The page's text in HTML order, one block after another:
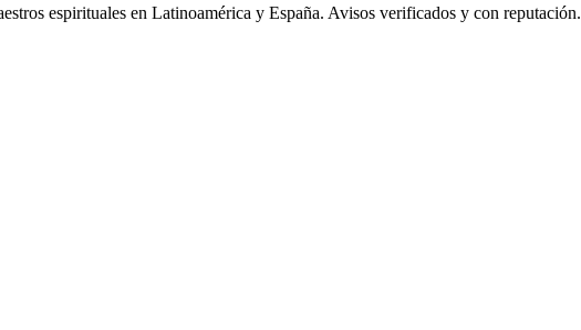
espirituales en Latinoamérica y España. Avisos verificados y con reputación.